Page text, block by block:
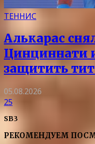
ТЕННИС
Алькарас
Цинциннати
защитить
05.08.2026
25
SB3
РЕКОМЕНДУЕМ